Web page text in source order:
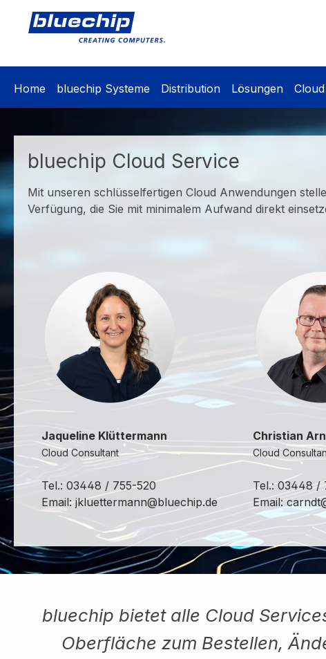
Zur Hauptnavigation springen
Home bluechip Systeme Distribution Lösungen Cloud
bluechip Cloud Service
Mit unseren schlüsselfertigen Cloud Anwendungen
Verfügung, die Sie mit minimalem Aufwand direkt
Jaqueline Klüttermann
Cloud Consultant
Tel.: 03448 / 755-520
Email: jkluettermann@bluechip.de
Christian
Cloud
Tel.: 03448 /
Email:
bluechip bietet alle Cloud
Oberfläche zum Bestellen,